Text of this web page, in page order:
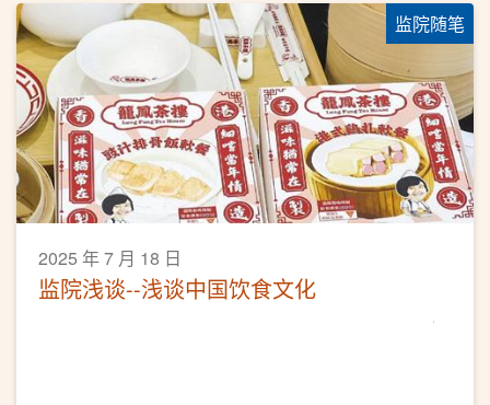
监院随笔
2025 年 7 月 18 日
监院浅谈--浅谈中国饮食文化